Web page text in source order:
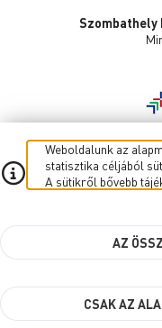
Szombathely
Weboldalunk az
statisztika céljából
A sütikről bővebb
AZ
CSAK AZ